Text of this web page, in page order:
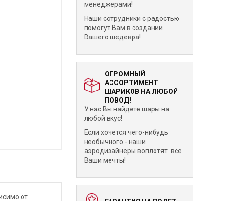
от
менеджерами!
Наши сотрудники с радостью
помогут Вам в создании
Вашего шедевра!
ОГРОМНЫЙ
АССОРТИМЕНТ
ШАРИКОВ НА ЛЮБОЙ
ПОВОД!
У нас Вы найдете шары на
любой вкус!
Если хочется чего-нибудь
необычного - наши
аэродизайнеры воплотят все
Ваши мечты!